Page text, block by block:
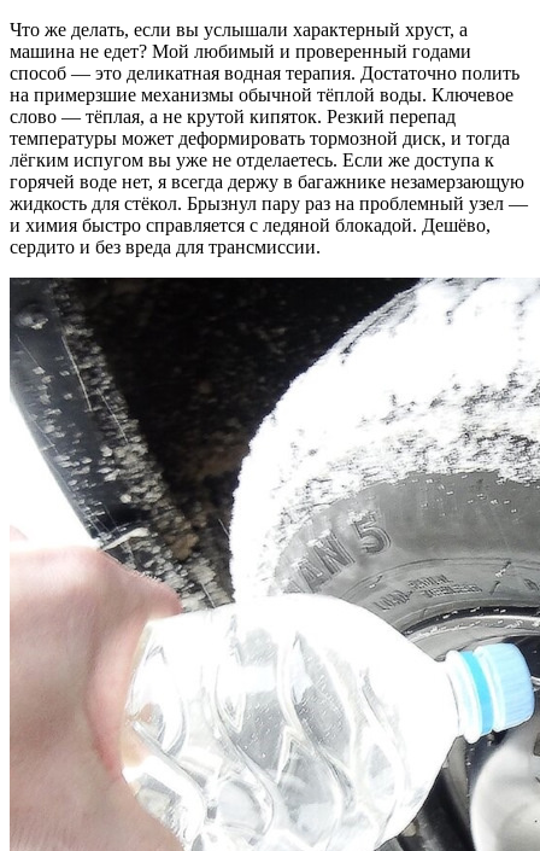
Что же делать, если вы услышали характерный хруст, а
машина не едет? Мой любимый и проверенный годами
способ — это деликатная водная терапия. Достаточно полить
на примерзшие механизмы обычной тёплой воды. Ключевое
слово — тёплая, а не крутой кипяток. Резкий перепад
температуры может деформировать тормозной диск, и тогда
лёгким испугом вы уже не отделаетесь. Если же доступа к
горячей воде нет, я всегда держу в багажнике незамерзающую
жидкость для стёкол. Брызнул пару раз на проблемный узел —
и химия быстро справляется с ледяной блокадой. Дешёво,
сердито и без вреда для трансмиссии.